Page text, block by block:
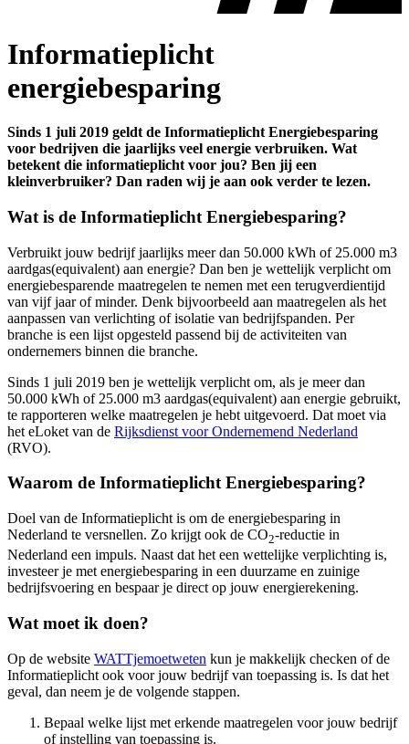
Informatieplicht
energiebesparing
Sinds 1 juli 2019 geldt de Informatieplicht Energiebesparing
voor bedrijven die jaarlijks veel energie verbruiken. Wat
betekent die informatieplicht voor jou? Ben jij een
kleinverbruiker? Dan raden wij je aan ook verder te lezen.
Wat is de Informatieplicht Energiebesparing?
Verbruikt jouw bedrijf jaarlijks meer dan 50.000 kWh of 25.000 m3
aardgas(equivalent) aan energie? Dan ben je wettelijk verplicht om
energiebesparende maatregelen te nemen met een terugverdientijd
van vijf jaar of minder. Denk bijvoorbeeld aan maatregelen als het
aanpassen van verlichting of isolatie van bedrijfspanden. Per
branche is een lijst opgesteld passend bij de activiteiten van
ondernemers binnen die branche.
Sinds 1 juli 2019 ben je wettelijk verplicht om, als je meer dan
50.000 kWh of 25.000 m3 aardgas(equivalent) aan energie gebruikt,
te rapporteren welke maatregelen je hebt uitgevoerd. Dat moet via
het eLoket van de Rijksdienst voor Ondernemend Nederland
(RVO).
Waarom de Informatieplicht Energiebesparing?
Doel van de Informatieplicht is om de energiebesparing in
Nederland te versnellen. Zo krijgt ook de CO2-reductie in
Nederland een impuls. Naast dat het een wettelijke verplichting is,
investeer je met energiebesparing in een duurzame en zuinige
bedrijfsvoering en bespaar je direct op jouw energierekening.
Wat moet ik doen?
Op de website WATTjemoetweten kun je makkelijk checken of de
Informatieplicht ook voor jouw bedrijf van toepassing is. Is dat het
geval, dan neem je de volgende stappen.
Bepaal welke lijst met erkende maatregelen voor jouw bedrijf
of instelling van toepassing is.